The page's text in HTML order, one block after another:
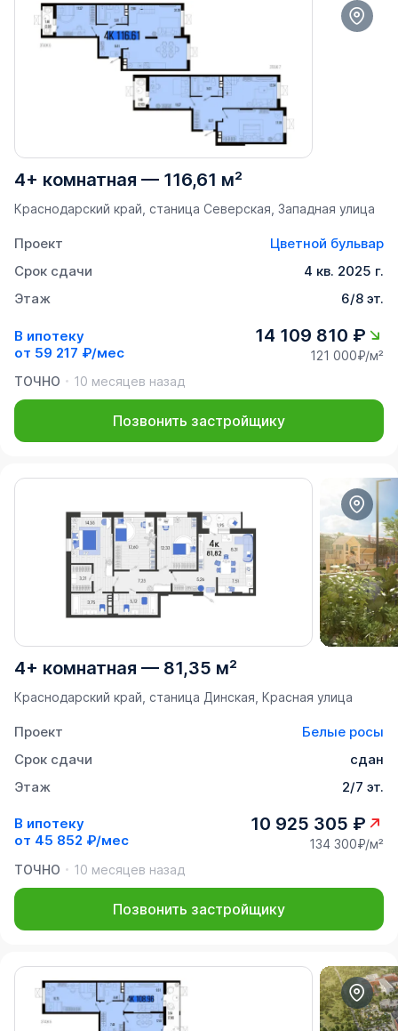
4+ комнатная — 116,61 м²
Краснодарский край, станица Северская, Западная улица
Проект
Цветной бульвар
Срок сдачи
4 кв. 2025 г.
Этаж
6/8 эт.
В ипотеку
от 59 217 ₽/мес
14 109 810 ₽
121 000₽/м²
ТОЧНО
10 месяцев назад
Позвонить застройщику
4+ комнатная — 81,35 м²
Краснодарский край, станица Динская, Красная улица
Проект
Белые росы
Срок сдачи
сдан
Этаж
2/7 эт.
В ипотеку
от 45 852 ₽/мес
10 925 305 ₽
134 300₽/м²
ТОЧНО
10 месяцев назад
Позвонить застройщику